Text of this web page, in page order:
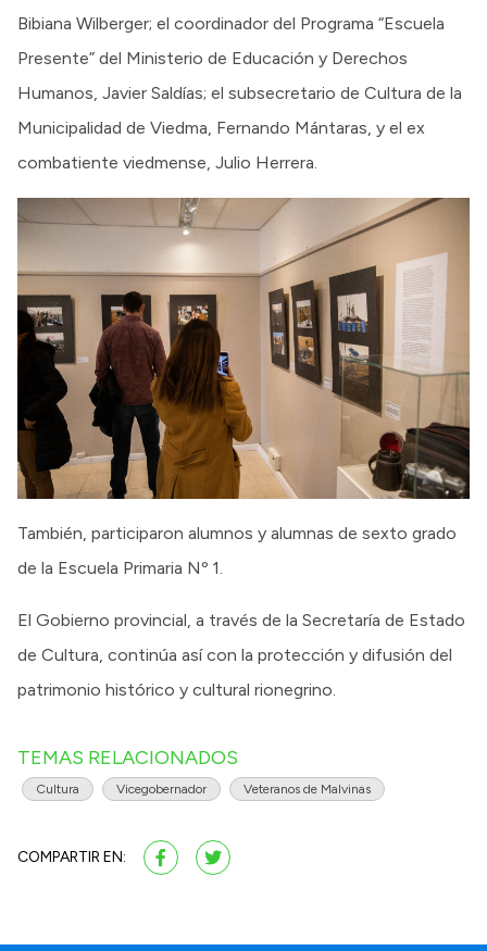
Bibiana Wilberger; el coordinador del Programa “Escuela
Presente” del Ministerio de Educación y Derechos
Humanos, Javier Saldías; el subsecretario de Cultura de la
Municipalidad de Viedma, Fernando Mántaras, y el ex
combatiente viedmense, Julio Herrera.
También, participaron alumnos y alumnas de sexto grado
de la Escuela Primaria Nº 1.
El Gobierno provincial, a través de la Secretaría de Estado
de Cultura, continúa así con la protección y difusión del
patrimonio histórico y cultural rionegrino.
TEMAS RELACIONADOS
Cultura Vicegobernador Veteranos de Malvinas
COMPARTIR EN: